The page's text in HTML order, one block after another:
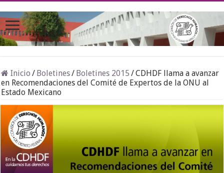
Inicio / Boletines/ Boletines 2015 /CDHDF llama a avanzar
en Recomendaciones del Comité de Expertos de la ONU al
Estado Mexicano